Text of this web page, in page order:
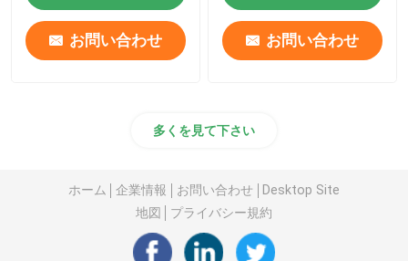
お問い合わせ お問い合わせ
多くを見て下さい
ホーム 企業情報 お問い合わせ
Desktop Site
地図
プライバシー規約